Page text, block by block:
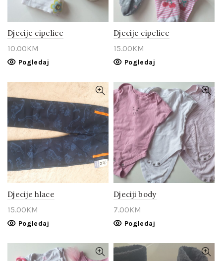
Djecije cipelice
10.00KM
Pogledaj
Djecije cipelice
15.00KM
Pogledaj
Djecije hlace
15.00KM
Pogledaj
Djeciji body
7.00KM
Pogledaj